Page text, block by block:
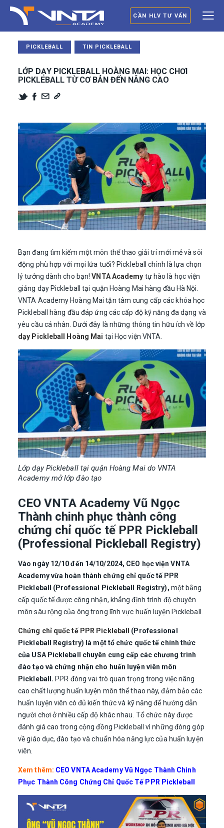
CẦN HLV TƯ VẤN
PICKLEBALL TIN PICKLEBALL
LỚP DẠY PICKLEBALL HOÀNG MAI: HỌC CHƠI
PICKLEBALL TỪ CƠ BẢN ĐẾN NÂNG CAO
Bạn đang tìm kiếm một môn thể thao giải trí mới mẻ và sôi
động phù hợp với mọi lứa tuổi? Pickleball chính là lựa chọn
lý tưởng dành cho bạn!VNTA Academy tự hào là học viện
giảng dạy Pickleball tại quận Hoàng Mai hàng đầu Hà Nội.
VNTA Academy Hoàng Mai tận tâm cung cấp các khóa học
Pickleball hàng đầu đáp ứng các cấp độ kỹ năng đa dạng và
yêu cầu cá nhân. Dưới đây là những thông tin hữu ích về lớp
dạy Pickleball Hoàng Mai tại Học viện VNTA.
Lớp dạy Pickleball tại quận Hoàng Mai do VNTA
Academy mở lớp đào tạo
CEO VNTA Academy Vũ Ngọc
Thành chinh phục thành công
chứng chỉ quốc tế PPR Pickleball
(Professional Pickleball Registry)
Vào ngày 12/10 đến 14/10/2024, CEO học viện VNTA
Academy vừa hoàn thành chứng chỉ quốc tế PPR
Pickleball (Professional Pickleball Registry), một bằng
cấp quốc tế được công nhận, khẳng định trình độ chuyên
môn sâu rộng của ông trong lĩnh vực huấn luyện Pickleball.
Chứng chỉ quốc tế PPR Pickleball
(Professional
Pickleball Registry) là một tổ chức quốc tế chính thức
của USA Pickleball chuyên cung cấp các chương trình
đào tạo và chứng nhận cho huấn luyện viên môn
Pickleball. PPR đóng vai trò quan trọng trong việc nâng
cao chất lượng huấn luyện môn thể thao này, đảm bảo các
huấn luyện viên có đủ kiến thức và kỹ năng để hướng dẫn
người chơi ở nhiều cấp độ khác nhau. Tổ chức này được
đánh giá cao trong cộng đồng Pickleball vì những đóng góp
về giáo dục, đào tạo và chuẩn hóa năng lực của huấn luyện
viên.
Xem thêm: CEO VNTA Academy Vũ Ngọc Thành Chinh
Phục Thành Công Chứng Chỉ Quốc Tế PPR Pickleball